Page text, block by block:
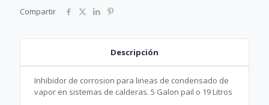
Compartir
Descripción
Inhibidor de corrosion para lineas de condensado de
vapor en sistemas de calderas. 5 Galon pail o 19 Litros